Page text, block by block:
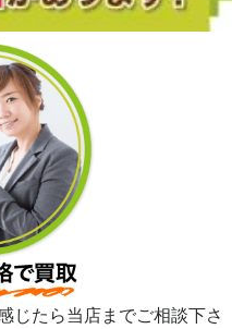
じたら当店までご相談下さ